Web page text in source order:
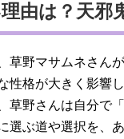
由は？天邪
草野マサムネさん
性格が大きく影響
草野さんは自分で
選ぶ道や選択を、